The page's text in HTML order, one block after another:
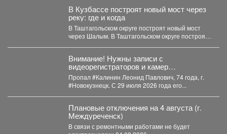
В Кузбассе построят новый мост через
реку: где и когда
В Таштагольском округе построят новый мост
через Шалым. В Таштагольском округе построят
Внимание! Нужны записи с
видеорегистраторов и камер
видеонаблюдения!
Пропал #Калинин Леонид Павлович, 74 года, г.
#Новокузнецк. С 29 июля 2026 года его...
Плановые отключения на 4 августа (г.
Междуреченск)
В связи с ремонтными работами не будет